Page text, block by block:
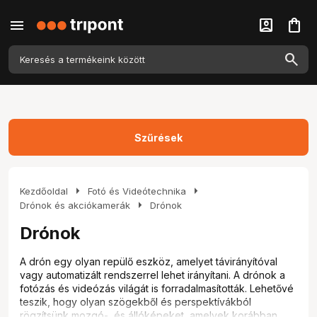
menu account_box shopping_bag
Kezdőoldal arrow_right Fotó és Videótechnika arrow_right
Drónok és akciókamerák arrow_right Drónok
Drónok
A drón egy olyan repülő eszköz, amelyet távirányítóval
vagy automatizált rendszerrel lehet irányítani. A drónok a
fotózás és videózás világát is forradalmasították. Lehetővé
teszik, hogy olyan szögekből és perspektívákból
Szűrések